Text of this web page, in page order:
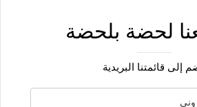
لحضة بلحضة
إلى قائمتنا البريدية